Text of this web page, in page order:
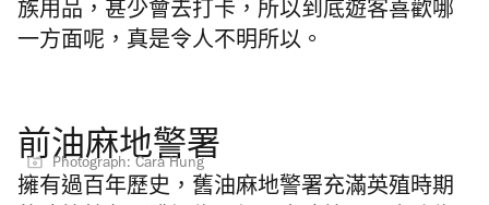
族用品，甚少會去打卡，所以到底遊客喜歡哪
一方面呢，真是令人不明所以。
前油麻地警署
Photograph: Cara Hung
擁有過百年歷史，舊油麻地警署充滿英殖時期